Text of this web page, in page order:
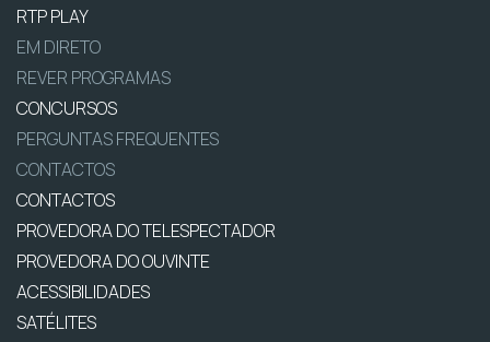
RTP PLAY
EM DIRETO
REVER PROGRAMAS
CONCURSOS
PERGUNTAS FREQUENTES
CONTACTOS
CONTACTOS
PROVEDORA DO TELESPECTADOR
PROVEDORA DO OUVINTE
ACESSIBILIDADES
SATÉLITES